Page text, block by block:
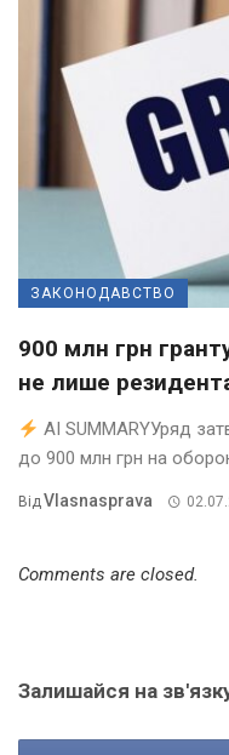
ЗАКОНОДАВСТВО
900 млн грн
не лише
AI SUMMARYУряд
до 900 млн грн на
ВідVlasnasprava
Comments are closed.
Залишайся на